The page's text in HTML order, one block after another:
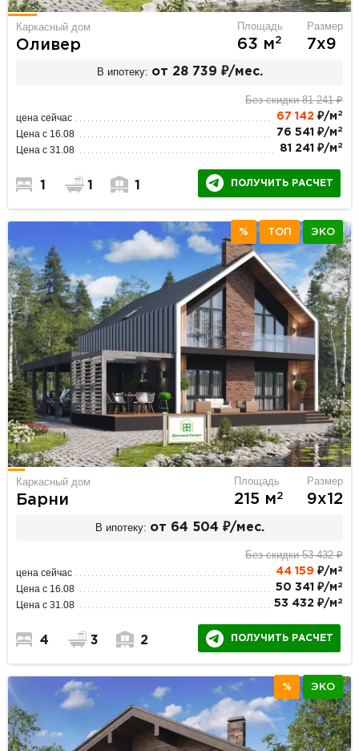
Каркасный дом
Оливер
Площадь
63 м2
Размер
7х9
В ипотеку: от 28 739 ₽/мес.
Без скидки 81 241 ₽
цена сейчас 67 142 ₽/м 2
Цена с 16.08 76 541 ₽/м 2
Цена с 31.08 81 241 ₽/м 2
1 1 1 ПОЛУЧИТЬ РАСЧЕТ
% ТОП ЭКО
Каркасный дом
Барни
Площадь
215 м2
Размер
9х12
В ипотеку: от 64 504 ₽/мес.
Без скидки 53 432 ₽
цена сейчас 44 159 ₽/м 2
Цена с 16.08 50 341 ₽/м 2
Цена с 31.08 53 432 ₽/м 2
4 3 2 ПОЛУЧИТЬ РАСЧЕТ
% ЭКО